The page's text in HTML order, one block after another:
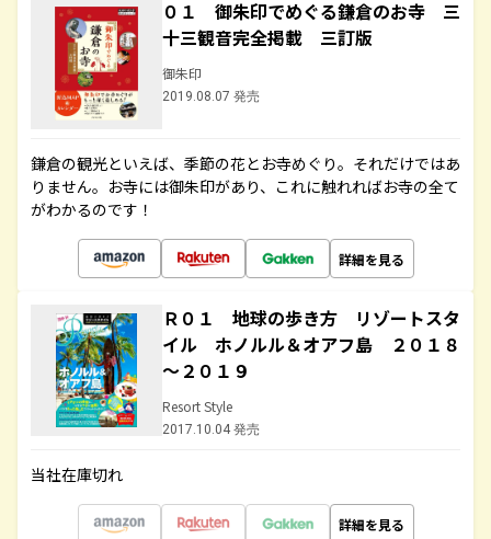
０１ 御朱印でめぐる鎌倉のお寺 三
十三観音完全掲載 三訂版
御朱印
2019.08.07 発売
鎌倉の観光といえば、季節の花とお寺めぐり。それだけではあ
りません。お寺には御朱印があり、これに触れればお寺の全て
がわかるのです！
詳細を見る
Ｒ０１ 地球の歩き方 リゾートスタ
イル ホノルル＆オアフ島 ２０１８
～２０１９
Resort Style
2017.10.04 発売
当社在庫切れ
詳細を見る